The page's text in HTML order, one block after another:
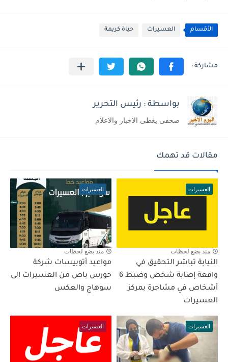
الأقسام العسيرات حياة كريمة
بواسطة : رئيس التحرير
صحفى يغطى الاخبار والاعلام
مقالات قد تهمك
العسيرات
منذ بضع لحظات
النيابة تباشر التحقيق في
واقعة إصابة شخص وضبط 6
أشخاص في مشاجرة بمركز
العسيرات
العسيرات
منذ بضع لحظات
مواعيد أتوبيسات شركة
حورس باص من العسيرات الى
سوهاج والعكس
العسيرات العسيرات